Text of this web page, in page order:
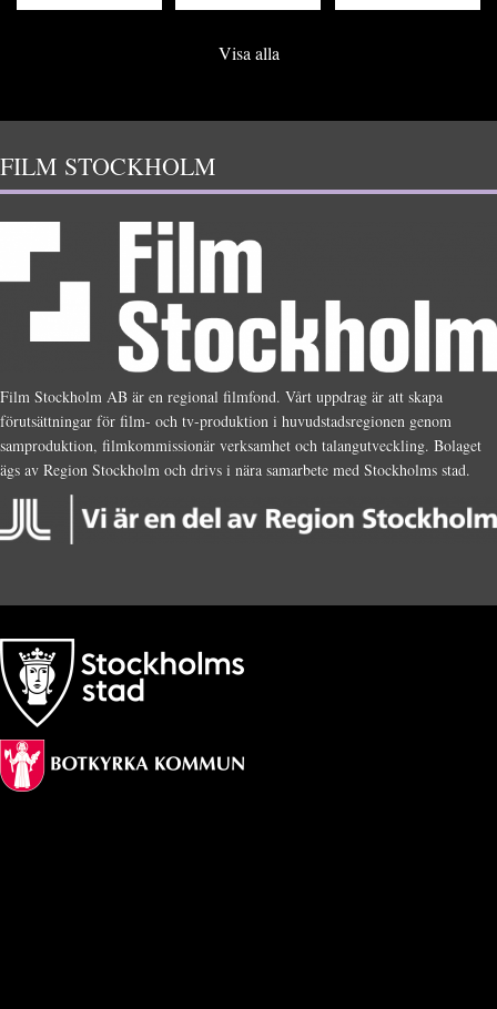
Visa alla
FILM STOCKHOLM
Film Stockholm AB är en regional filmfond. Vårt uppdrag är att skapa
förutsättningar för film- och tv-produktion i huvudstadsregionen genom
samproduktion, filmkommissionär verksamhet och talangutveckling. Bolaget
ägs av Region Stockholm och drivs i nära samarbete med Stockholms stad.